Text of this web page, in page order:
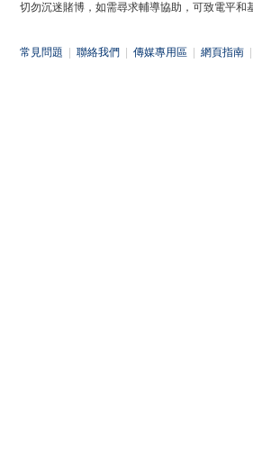
切勿沉迷賭博，如需尋求輔導協助，可致電平和
常見問題 聯絡我們 傳媒專用區 網頁指南